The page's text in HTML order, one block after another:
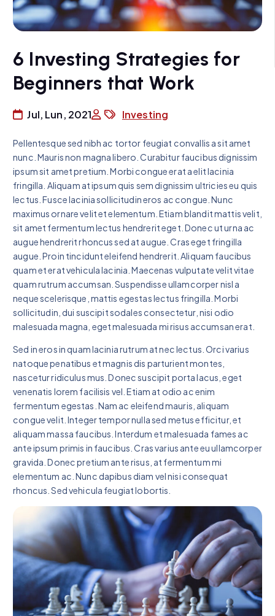
6 Investing Strategies for
Beginners that Work
Jul, Lun, 2021 Investing
Pellentesque sed nibh ac tortor feugiat convallis a sit amet
nunc. Mauris non magna libero. Curabitur faucibus dignissim
ipsum sit amet pretium. Morbi congue erat a elit lacinia
fringilla. Aliquam at ipsum quis sem dignissim ultricies eu quis
lectus. Fusce lacinia sollicitudin eros ac congue. Nunc
maximus ornare velit et elementum. Etiam blandit mattis velit,
sit amet fermentum lectus hendrerit eget. Donec ut urna ac
augue hendrerit rhoncus sed at augue. Cras eget fringilla
augue. Proin tincidunt eleifend hendrerit. Aliquam faucibus
quam et erat vehicula lacinia. Maecenas vulputate velit vitae
quam rutrum accumsan. Suspendisse ullamcorper nisl a
neque scelerisque, mattis egestas lectus fringilla. Morbi
sollicitudin, dui suscipit sodales consectetur, nisi odio
malesuada magna, eget malesuada mi risus accumsan erat.
Sed in eros in quam lacinia rutrum at nec lectus. Orci varius
natoque penatibus et magnis dis parturient montes,
nascetur ridiculus mus. Donec suscipit porta lacus, eget
venenatis lorem facilisis vel. Etiam at odio ac enim
fermentum egestas. Nam ac eleifend mauris, aliquam
congue velit. Integer tempor nulla sed metus efficitur, et
aliquam massa faucibus. Interdum et malesuada fames ac
ante ipsum primis in faucibus. Cras varius ante eu ullamcorper
gravida. Donec pretium ante risus, at fermentum mi
elementum ac. Nunc dapibus diam vel nisi consequat
rhoncus. Sed vehicula feugiat lobortis.